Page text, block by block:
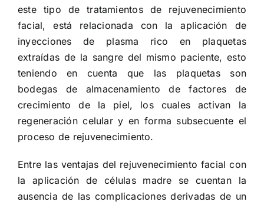
este tipo de tratamientos de rejuvenecimiento
facial, está relacionada con la aplicación de
inyecciones de plasma rico en plaquetas
extraídas de la sangre del mismo paciente, esto
teniendo en cuenta que las plaquetas son
bodegas de almacenamiento de factores de
crecimiento de la piel, los cuales activan la
regeneración celular y en forma subsecuente el
proceso de rejuvenecimiento.
Entre las ventajas del rejuvenecimiento facial con
la aplicación de células madre se cuentan la
ausencia de las complicaciones derivadas de un